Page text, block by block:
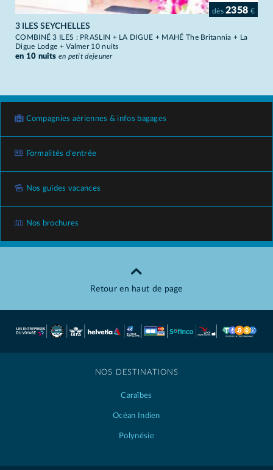
dès2358 €
3 ILES SEYCHELLES
COMBINÉ 3 ILES : PRASLIN + LA DIGUE + MAHÉ The Britannia + La
Digue Lodge + Valmer 10 nuits
en 10 nuits en petit dejeuner
Compagnies aériennes & infos bagages
Formalités d’entrée
Nos guides vacances
Nos brochures
Retour en haut de page
NOS DESTINATIONS
Caraïbes
Océan Indien
Polynésie